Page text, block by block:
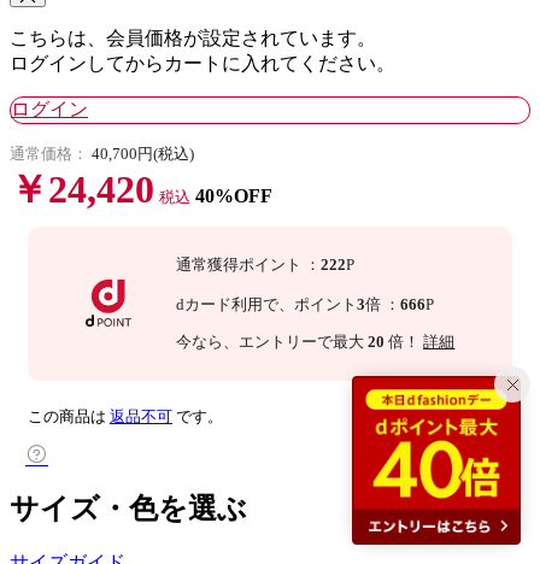
こちらは、会員価格が設定されています。
ログインしてからカートに入れてください。
ログイン
通常価格： 40,700円(税込)
￥24,420 税込 40%OFF
通常獲得ポイント ：222P
dカード利用で、 ポイント3倍 ：666P
今なら 、エントリーで最大 20 倍！詳細
この商品は 返品不可 です。
サイズ・色を選ぶ